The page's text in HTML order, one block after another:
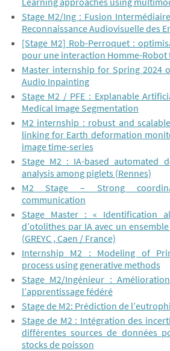
Stage M2/Ing : Fusion
Reconnaissance Audiovisuelle des
[Stage M2] Rob-Perroquet :
pour une interaction Homme-Robot
Master internship for Spring 2024
Audio Inpainting
Stage M2 / PFE : Explanable
Medical Image Segmentation
M2 internship : robust and
linking for Earth deformation
image time-series
Stage M2 : IA-based automated
analysis among piglets (Rennes)
M2 Stage – Strong
communication
Stage Master : « Identification
d’otolithes par IA avec un
(GREYC , Caen / France)
Internship M2 : Modeling of
process using generative methods
Stage M2/Ingénieur :
l’apprentissage fédéré
Stage de M2: Prédiction de
Stage de M2 : Intégration des
différentes sources de données
stocks de poisson